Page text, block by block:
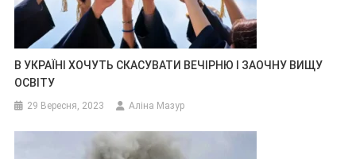
В УКРАЇНІ ХОЧУТЬ СКАСУВАТИ ВЕЧІРНЮ І ЗАОЧНУ ВИЩУ
ОСВІТУ
29 Вересня, 2023 Аліна Мазур